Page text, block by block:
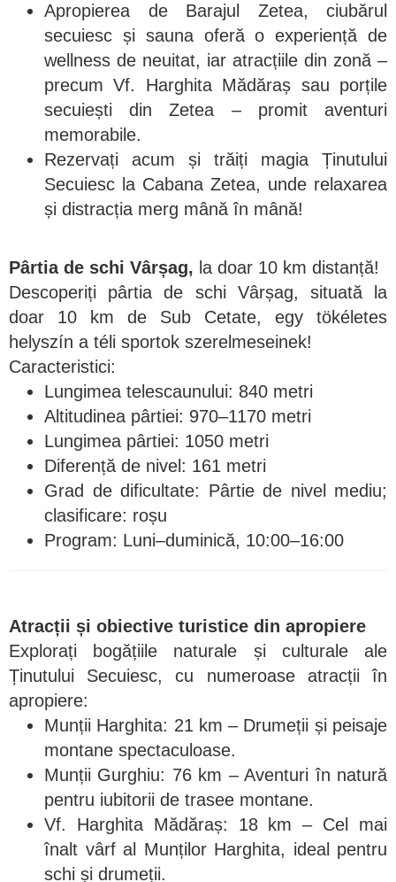
Apropierea de Barajul Zetea, ciubărul
secuiesc și sauna oferă o experiență de
wellness de neuitat, iar atracțiile din zonă –
precum Vf. Harghita Mădăraș sau porțile
secuiești din Zetea – promit aventuri
memorabile.
Rezervați acum și trăiți magia Ținutului
Secuiesc la Cabana Zetea, unde relaxarea
și distracția merg mână în mână!
Pârtia de schi Vârșag, la doar 10 km distanță!
Descoperiți pârtia de schi Vârșag, situată la
doar 10 km de Sub Cetate, egy tökéletes
helyszín a téli sportok szerelmeseinek!
Caracteristici:
Lungimea telescaunului: 840 metri
Altitudinea pârtiei: 970–1170 metri
Lungimea pârtiei: 1050 metri
Diferență de nivel: 161 metri
Grad de dificultate: Pârtie de nivel mediu;
clasificare: roșu
Program: Luni–duminică, 10:00–16:00
Atracții și obiective turistice din apropiere
Explorați bogățiile naturale și culturale ale
Ținutului Secuiesc, cu numeroase atracții în
apropiere:
Munții Harghita: 21 km – Drumeții și peisaje
montane spectaculoase.
Munții Gurghiu: 76 km – Aventuri în natură
pentru iubitorii de trasee montane.
Vf. Harghita Mădăraș: 18 km – Cel mai
înalt vârf al Munților Harghita, ideal pentru
schi și drumeții.